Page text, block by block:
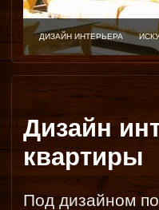
ДИЗАЙН ИНТЕРЬЕРА
Дизайн
квартиры
Под дизайном